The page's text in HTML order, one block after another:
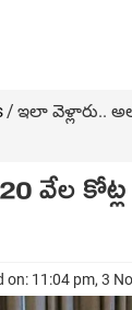
/ ఇలా వెళ్లారు..
వేల కోట్ల
on: 11:04 pm, 3